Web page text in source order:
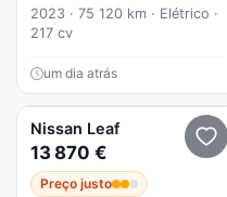
2023 · 75 120 km · Elétrico ·
217 cv
um dia atrás
Nissan Leaf
13 870 €
Preço justo